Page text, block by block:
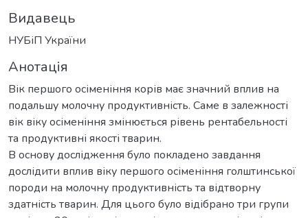
Видавець
НУБіП України
Анотація
Вік першого осіменіння корів має значний вплив на
подальшу молочну продуктивність. Саме в залежності
вік віку осіменіння змінюється рівень рентабельності
та продуктивні якості тварин.
В основу дослідження було покладено завдання
дослідити вплив віку першого осіменіння голштинської
породи на молочну продуктивність та відтворну
здатність тварин. Для цього було відібрано три групи